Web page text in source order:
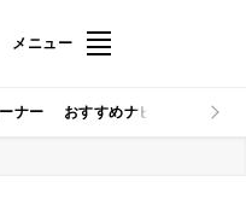
メニュー
ナー おすすめナビ マイナビ